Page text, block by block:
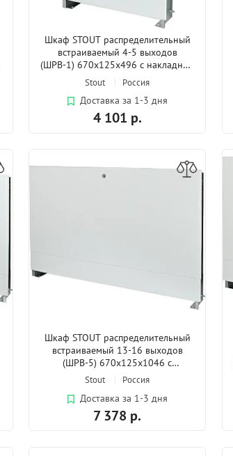
Шкаф STOUT распределительный
встраиваемый 4-5 выходов
(ШРВ-1) 670х125х496 с накладной
дверцей
Stout Россия
Доставка за 1-3 дня
4 101 р.
Шкаф STOUT распределительный
встраиваемый 13-16 выходов
(ШРВ-5) 670х125х1046 с
накладной дверцей
Stout Россия
Доставка за 1-3 дня
7 378 р.